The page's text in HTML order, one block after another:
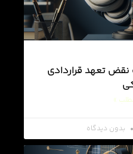
نقض تعهد قراردادی
»
بدون دیدگاه